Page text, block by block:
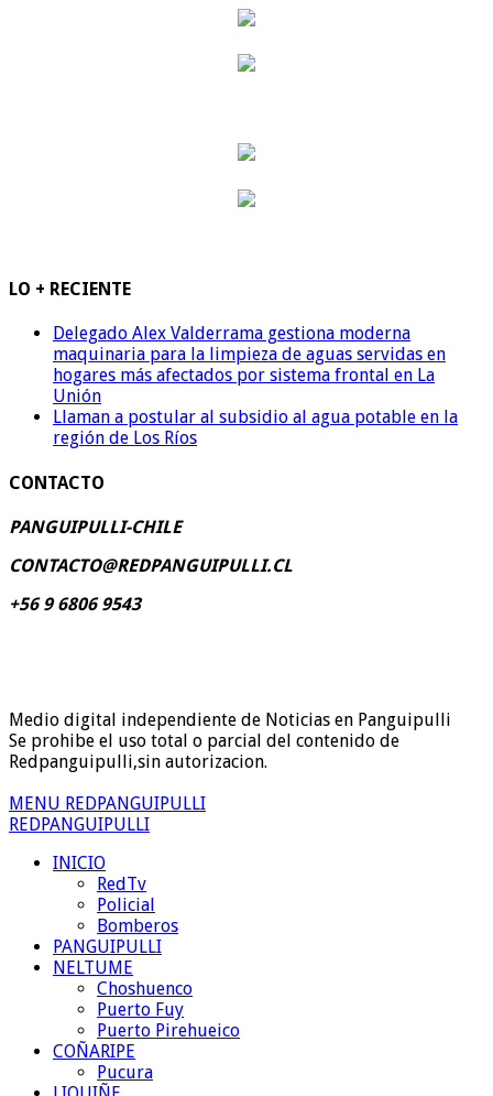
LO + RECIENTE
Delegado Alex Valderrama gestiona moderna
maquinaria para la limpieza de aguas servidas en
hogares más afectados por sistema frontal en La
Unión
Llaman a postular al subsidio al agua potable en la
región de Los Ríos
CONTACTO
PANGUIPULLI-CHILE
CONTACTO@REDPANGUIPULLI.CL
+56 9 6806 9543
Medio digital independiente de Noticias en Panguipulli
Se prohibe el uso total o parcial del contenido de
Redpanguipulli,sin autorizacion.
MENU REDPANGUIPULLI
REDPANGUIPULLI
INICIO
RedTv
Policial
Bomberos
PANGUIPULLI
NELTUME
Choshuenco
Puerto Fuy
Puerto Pirehueico
COÑARIPE
Pucura